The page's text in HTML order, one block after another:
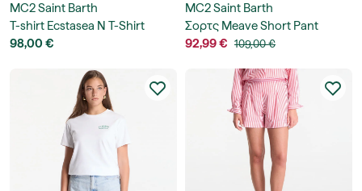
MC2 Saint Barth
T-shirt Ecstasea N T-Shirt
98,00 €
MC2 Saint Barth
Σορτς Meave Short Pant
92,99 € 109,00 €